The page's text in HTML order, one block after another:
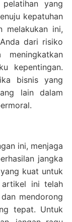
yang
kepatuhan
melakukan ini,
dari risiko
kepentingan.
bisnis yang
lain dalam
ini, menjaga
jangka
kuat untuk
artikel ini telah
mendorong
tepat. Untuk